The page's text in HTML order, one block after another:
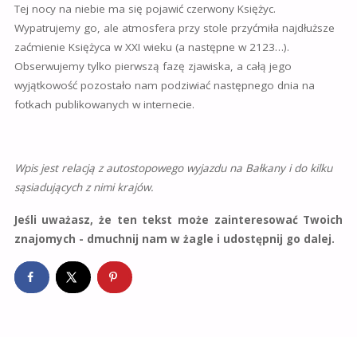
Tej nocy na niebie ma się pojawić czerwony Księżyc.
Wypatrujemy go, ale atmosfera przy stole przyćmiła najdłuższe
zaćmienie Księżyca w XXI wieku (a następne w 2123…).
Obserwujemy tylko pierwszą fazę zjawiska, a całą jego
wyjątkowość pozostało nam podziwiać następnego dnia na
fotkach publikowanych w internecie.
Wpis jest relacją z autostopowego wyjazdu na Bałkany i do kilku
sąsiadujących z nimi krajów.
Jeśli uważasz, że ten tekst może zainteresować Twoich
znajomych - dmuchnij nam w żagle i udostępnij go dalej.